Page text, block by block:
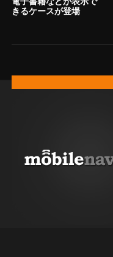
きるケースが登場